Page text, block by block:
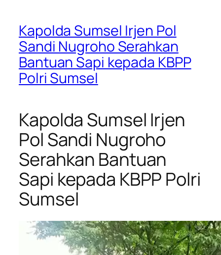
Kapolda Sumsel Irjen Pol
Sandi Nugroho Serahkan
Bantuan Sapi kepada KBPP
Polri Sumsel
Kapolda Sumsel Irjen
Pol Sandi Nugroho
Serahkan Bantuan
Sapi kepada KBPP Polri
Sumsel